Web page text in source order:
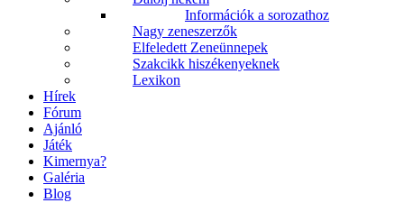
Információk a sorozathoz
Nagy zeneszerzők
Elfeledett Zeneünnepek
Szakcikk hiszékenyeknek
Lexikon
Hírek
Fórum
Ajánló
Játék
Kimernya?
Galéria
Blog